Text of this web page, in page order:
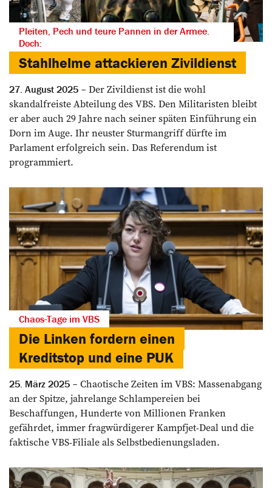
Pleiten, Pech und teure Pannen in der Armee.
Doch:
Stahlhelme attackieren Zivildienst
27. August 2025
Der Zivildienst ist die wohl
skandalfreiste Abteilung des VBS. Den Militaristen bleibt
er aber auch 29 Jahre nach seiner späten Einführung ein
Dorn im Auge. Ihr neuster Sturmangriff dürfte im
Parlament erfolgreich sein. Das Referendum ist
programmiert.
Chaos-Tage im VBS
Die Linken fordern einen
Kreditstop und eine PUK
25. März 2025
Chaotische Zeiten im VBS: Massenabgang
an der Spitze, jahrelange Schlampereien bei
Beschaffungen, Hunderte von Millionen Franken
gefährdet, immer fragwürdigerer Kampfjet-Deal und die
faktische VBS-Filiale als Selbstbe­dienungsladen.